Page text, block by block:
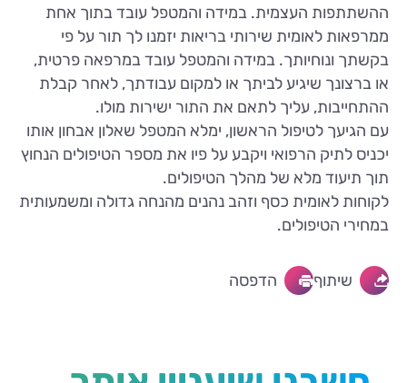
ההשתתפות העצמית. במידה והמטפל עובד בתוך אחת
ממרפאות לאומית שירותי בריאות יזמנו לך תור על פי
בקשתך ונוחיותך. במידה והמטפל עובד במרפאה פרטית,
או ברצונך שיגיע לביתך או למקום עבודתך, לאחר קבלת
ההתחייבות, עליך לתאם את התור ישירות מולו.
עם הגיעך לטיפול הראשון, ימלא המטפל שאלון אבחון אותו
יכניס לתיק הרפואי ויקבע על פיו את מספר הטיפולים הנחוץ
תוך תיעוד מלא של מהלך הטיפולים.
לקוחות לאומית כסף וזהב נהנים מהנחה גדולה ומשמעותית
במחירי הטיפולים.
שיתוף הדפסה